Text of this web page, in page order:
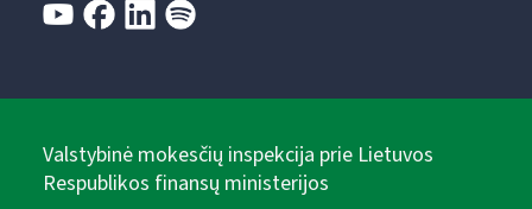
Valstybinė mokesčių inspekcija prie Lietuvos
Respublikos finansų ministerijos